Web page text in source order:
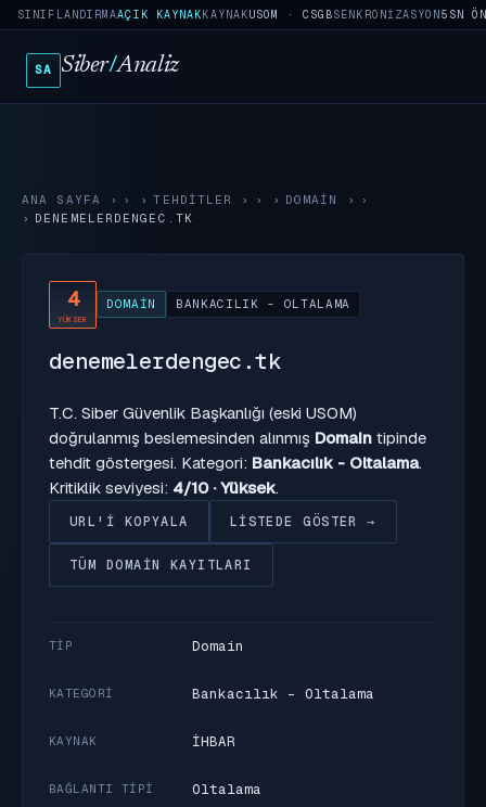
SINIFLANDIRMAAÇIK KAYNAKKAYNAKUSOM · CSGBSENKRONIZASYON5SN
SA Siber/Analiz
ANA SAYFA › TEHDITLER › DOMAIN
›
DENEMELERDENGEC.TK
4
YÜKSEK
DOMAIN BANKACILIK - OLTALAMA
denemelerdengec.tk
T.C. Siber Güvenlik Başkanlığı (eski USOM)
doğrulanmış beslemesinden alınmış Domain tipinde
tehdit göstergesi. Kategori: Bankacılık - Oltalama.
Kritiklik seviyesi: 4/10 · Yüksek.
URL'I KOPYALA LISTEDE GÖSTER →
TÜM DOMAIN KAYITLARI
TIP Domain
KATEGORI Bankacılık - Oltalama
KAYNAK İHBAR
BAĞLANTI TIPI Oltalama